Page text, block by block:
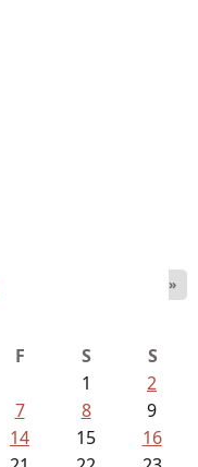
»
F S
S
1
2
7 8
9
14 15
16